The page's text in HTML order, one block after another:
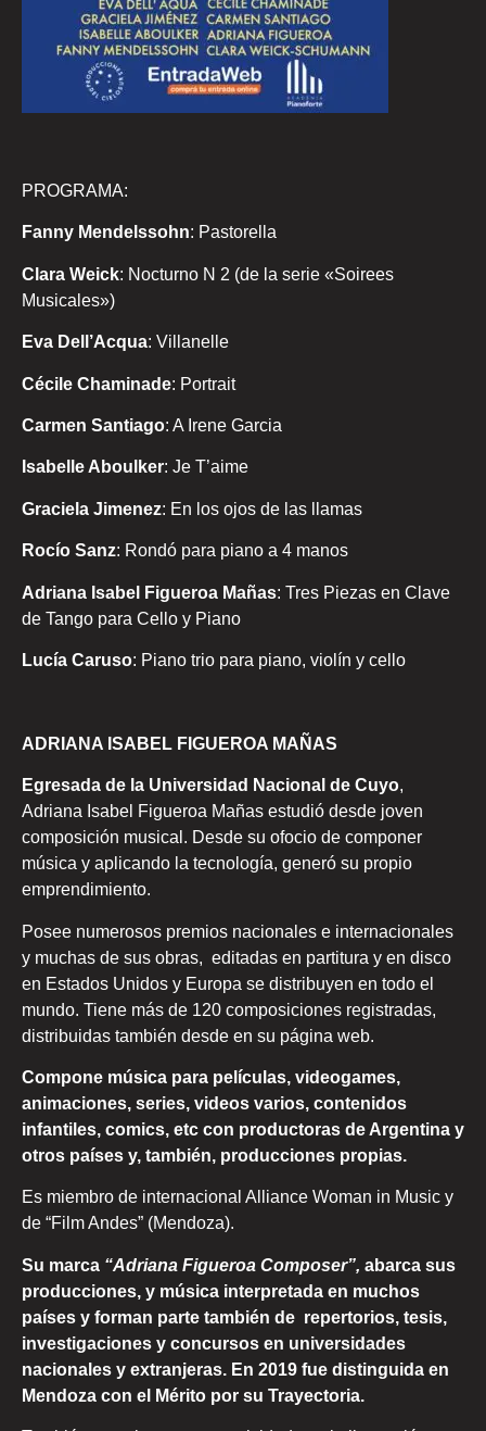
PROGRAMA:
Fanny Mendelssohn: Pastorella
Clara Weick: Nocturno N 2 (de la serie «Soirees
Musicales»)
Eva Dell’Acqua: Villanelle
Cécile Chaminade: Portrait
Carmen Santiago: A Irene Garcia
Isabelle Aboulker: Je T’aime
Graciela Jimenez: En los ojos de las llamas
Rocío Sanz: Rondó para piano a 4 manos
Adriana Isabel Figueroa Mañas: Tres Piezas en Clave
de Tango para Cello y Piano
Lucía Caruso: Piano trio para piano, violín y cello
ADRIANA ISABEL FIGUEROA MAÑAS
Egresada de la Universidad Nacional de Cuyo,
Adriana Isabel Figueroa Mañas estudió desde joven
composición musical. Desde su ofocio de componer
música y aplicando la tecnología, generó su propio
emprendimiento.
Posee numerosos premios nacionales e internacionales
y muchas de sus obras, editadas en partitura y en disco
en Estados Unidos y Europa se distribuyen en todo el
mundo. Tiene más de 120 composiciones registradas,
distribuidas también desde en su página web.
Compone música para películas, videogames,
animaciones, series, videos varios, contenidos
infantiles, comics, etc con productoras de Argentina y
otros países y, también, producciones propias.
Es miembro de internacional Alliance Woman in Music y
de “Film Andes” (Mendoza).
Su marca “Adriana Figueroa Composer”, abarca sus
producciones, y música interpretada en muchos
países y forman parte también de repertorios, tesis,
investigaciones y concursos en universidades
nacionales y extranjeras. En 2019 fue distinguida en
Mendoza con el Mérito por su Trayectoria.